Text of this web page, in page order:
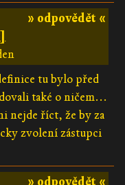
» odpovědět «
tu bylo před
také o ničem...
nejde říct, že by za
zvolení zástupci
» odpovědět «